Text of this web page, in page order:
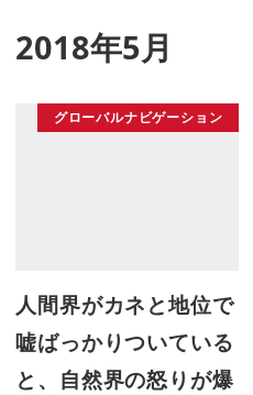
2018年5月
グローバルナビゲーション
人間界がカネと地位で
嘘ばっかりついている
と、自然界の怒りが爆